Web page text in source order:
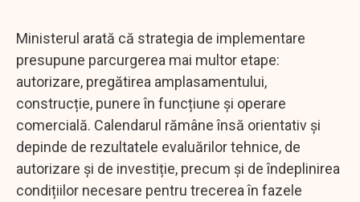
Ministerul arată că strategia de implementare
presupune parcurgerea mai multor etape:
autorizare, pregătirea amplasamentului,
construcție, punere în funcțiune și operare
comercială. Calendarul rămâne însă orientativ și
depinde de rezultatele evaluărilor tehnice, de
autorizare și de investiție, precum și de îndeplinirea
condițiilor necesare pentru trecerea în fazele